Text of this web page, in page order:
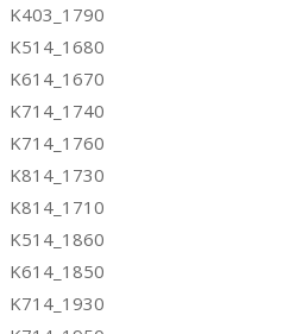
K403_1790
K514_1680
K614_1670
K714_1740
K714_1760
K814_1730
K814_1710
K514_1860
K614_1850
K714_1930